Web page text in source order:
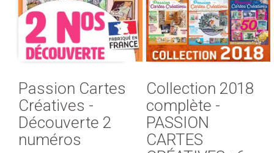
Passion Cartes
Créatives -
Découverte 2
numéros
Collection 2018
complète -
PASSION
CARTES